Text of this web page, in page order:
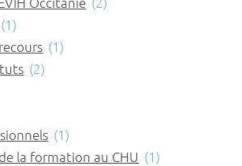
(1)
(1)
(2)
(1)
la formation au CHU (1)